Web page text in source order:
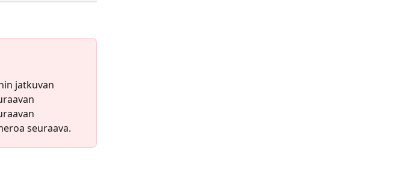
jatkuvan
seuraava.